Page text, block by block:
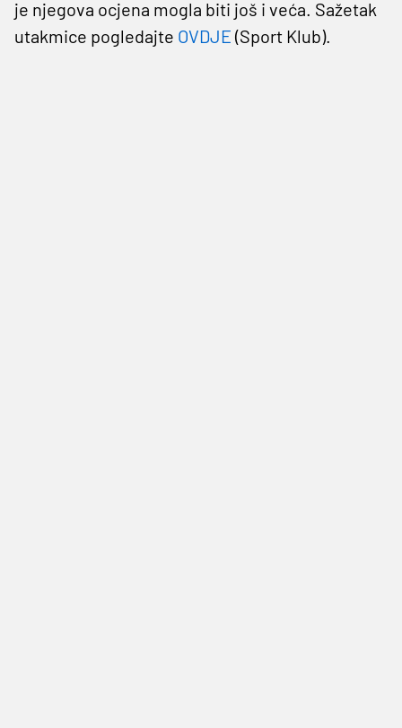
je njegova ocjena mogla biti još i veća. Sažetak
utakmice pogledajte OVDJE (Sport Klub).